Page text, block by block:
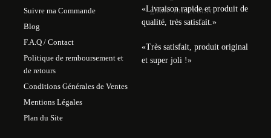
Suivre ma Commande
Blog
F.A.Q / Contact
Politique de remboursement et
de retours
Conditions Générales de Ventes
Mentions Légales
Plan du Site
«Livraison rapide et produit de
qualité, très satisfait.»
«Très satisfait, produit original
et super joli !»